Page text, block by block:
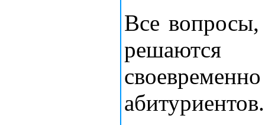
Все
решаются
абитуриентов.